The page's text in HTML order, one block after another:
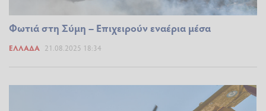
Φωτιά στη Σύμη – Επιχειρούν εναέρια μέσα
ΕΛΛΆΔΑ 21.08.2025 18:34